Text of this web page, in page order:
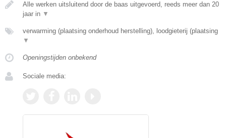
Alle werken uitsluitend door de baas uitgevoerd, reeds meer dan 20
jaar in ▼
verwarming (plaatsing onderhoud herstelling), loodgieterij (plaatsing
▼
Openingstijden onbekend
Sociale media: